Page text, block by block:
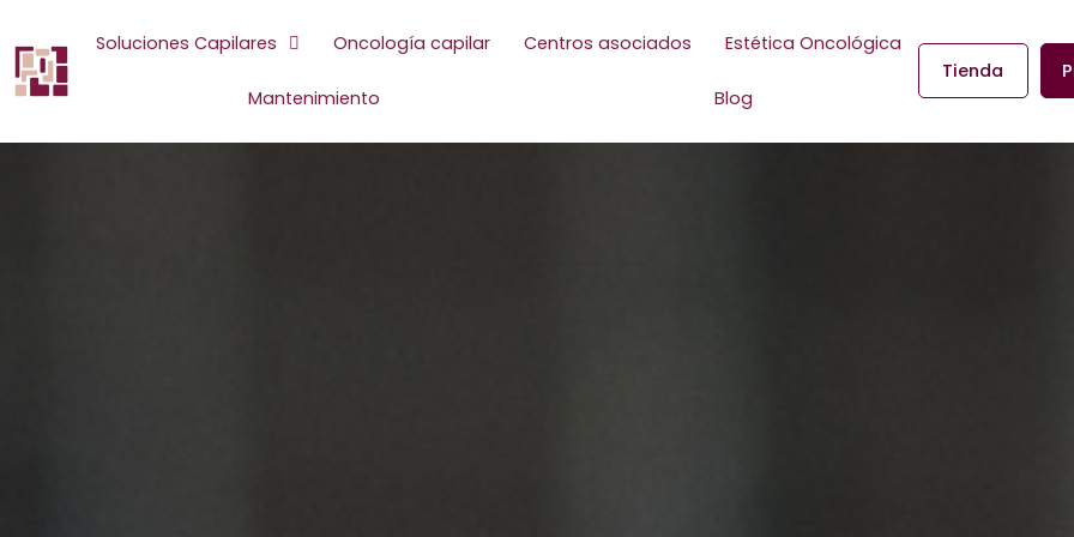
al
contenido
Soluciones Capilares Oncología capilar Centros asociados Estética Oncológica
Mantenimiento Blog
Tienda